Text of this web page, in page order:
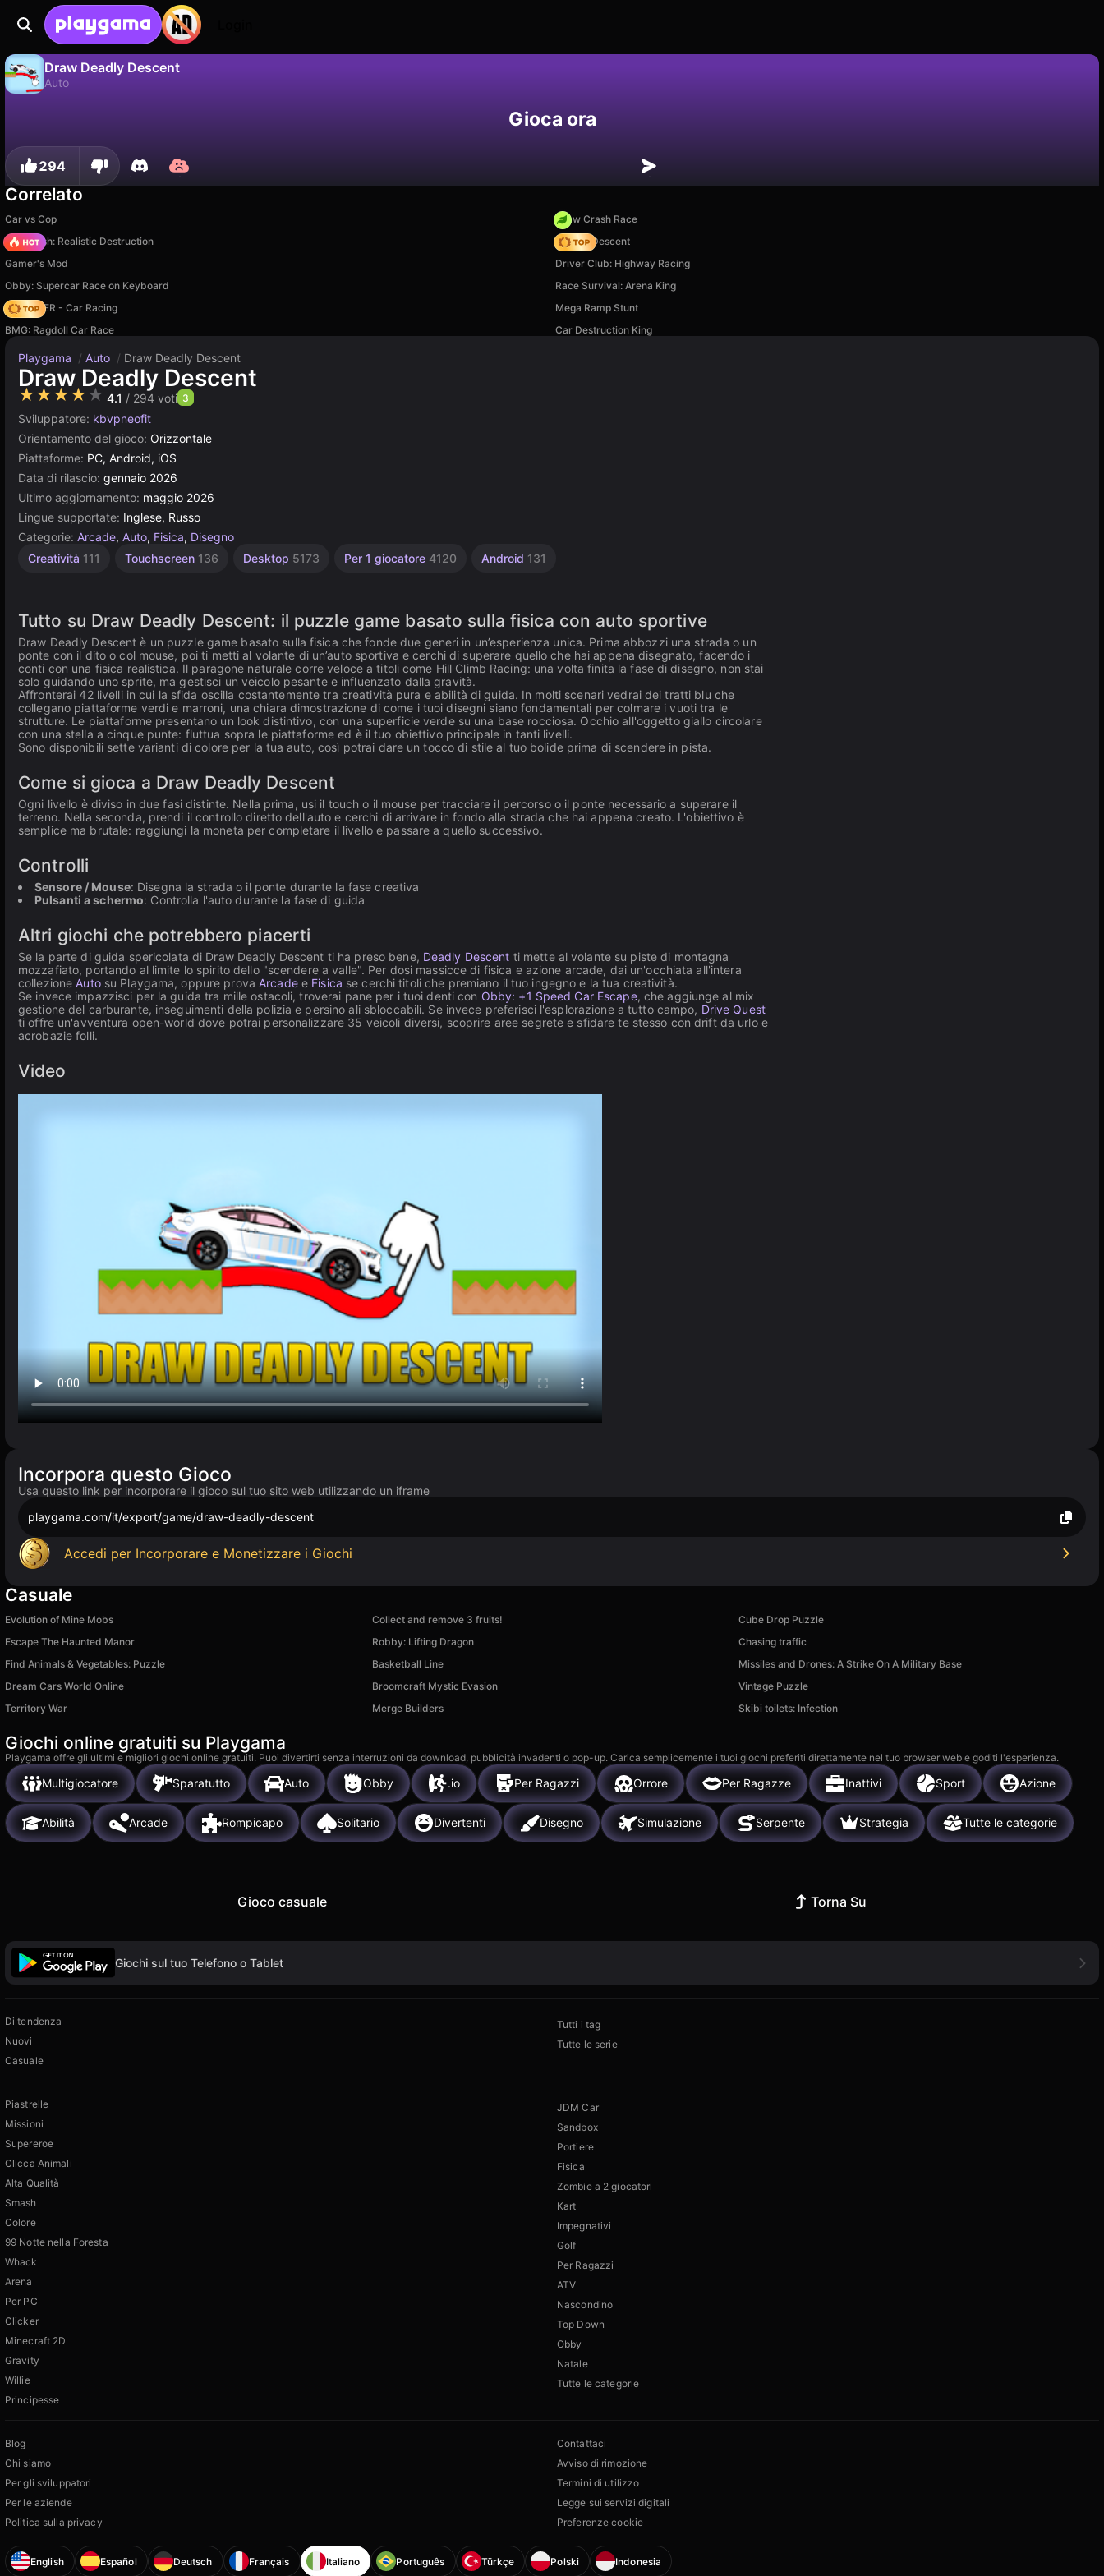
Draw Deadly Descent
Auto
Gioca ora
294
Correlato
Car vs Cop
Draw Crash Race
Car Crush: Realistic Destruction
Deadly Descent
Gamer's Mod
Driver Club: Highway Racing
Obby: Supercar Race on Keyboard
Race Survival: Arena King
MR RACER - Car Racing
Mega Ramp Stunt
BMG: Ragdoll Car Race
Car Destruction King
Playgama / Auto / Draw Deadly Descent
Draw Deadly Descent
★★★★★ 4.1 / 294 voti 3
Sviluppatore: kbvpneofit
Orientamento del gioco: Orizzontale
Piattaforme: PC, Android, iOS
Data di rilascio: gennaio 2026
Ultimo aggiornamento: maggio 2026
Lingue supportate: Inglese, Russo
Categorie: Arcade, Auto, Fisica, Disegno
Creatività 111 Touchscreen 136 Desktop 5173 Per 1 giocatore 4120 Android 131
Tutto su Draw Deadly Descent: il puzzle game basato sulla fisica con auto sportive
Draw Deadly Descent è un puzzle game basato sulla fisica che fonde due generi in un’esperienza unica. Prima abbozzi una strada o un
ponte con il dito o col mouse, poi ti metti al volante di un’auto sportiva e cerchi di superare quello che hai appena disegnato, facendo i
conti con una fisica realistica. Il paragone naturale corre veloce a titoli come Hill Climb Racing: una volta finita la fase di disegno, non stai
solo guidando uno sprite, ma gestisci un veicolo pesante e influenzato dalla gravità.
Affronterai 42 livelli in cui la sfida oscilla costantemente tra creatività pura e abilità di guida. In molti scenari vedrai dei tratti blu che
collegano piattaforme verdi e marroni, una chiara dimostrazione di come i tuoi disegni siano fondamentali per colmare i vuoti tra le
strutture. Le piattaforme presentano un look distintivo, con una superficie verde su una base rocciosa. Occhio all'oggetto giallo circolare
con una stella a cinque punte: fluttua sopra le piattaforme ed è il tuo obiettivo principale in tanti livelli.
Sono disponibili sette varianti di colore per la tua auto, così potrai dare un tocco di stile al tuo bolide prima di scendere in pista.
Come si gioca a Draw Deadly Descent
Ogni livello è diviso in due fasi distinte. Nella prima, usi il touch o il mouse per tracciare il percorso o il ponte necessario a superare il
terreno. Nella seconda, prendi il controllo diretto dell'auto e cerchi di arrivare in fondo alla strada che hai appena creato. L'obiettivo è
semplice ma brutale: raggiungi la moneta per completare il livello e passare a quello successivo.
Controlli
Sensore / Mouse: Disegna la strada o il ponte durante la fase creativa
Pulsanti a schermo: Controlla l'auto durante la fase di guida
Altri giochi che potrebbero piacerti
Se la parte di guida spericolata di Draw Deadly Descent ti ha preso bene, Deadly Descent ti mette al volante su piste di montagna
mozzafiato, portando al limite lo spirito dello "scendere a valle". Per dosi massicce di fisica e azione arcade, dai un'occhiata all'intera
collezioneAutosu Playgama, oppure provaArcadee Fisica se cerchi titoli che premiano il tuo ingegno e la tua creatività.
Se invece impazzisci per la guida tra mille ostacoli, troverai pane per i tuoi denti con Obby: +1 Speed Car Escape, che aggiunge al mix
gestione del carburante, inseguimenti della polizia e persino ali sbloccabili. Se invece preferisci l'esplorazione a tutto campo, Drive Quest
ti offre un'avventura open-world dove potrai personalizzare 35 veicoli diversi, scoprire aree segrete e sfidare te stesso con drift da urlo e
acrobazie folli.
Video
Incorpora questo Gioco
Usa questo link per incorporare il gioco sul tuo sito web utilizzando un iframe
playgama.com/it/export/game/draw-deadly-descent
Accedi per Incorporare e Monetizzare i Giochi
Casuale
Evolution of Mine Mobs Collect and remove 3 fruits!
Cube Drop Puzzle
Escape The Haunted Manor
Robby: Lifting Dragon
Chasing traffic
Find Animals & Vegetables: Puzzle
Basketball Line
Missiles and Drones: A Strike On A Military Base
Dream Cars World Online
Broomcraft Mystic Evasion
Vintage Puzzle
Territory War
Merge Builders Skibi toilets: Infection
Giochi online gratuiti su Playgama
Playgama offre gli ultimi e migliori giochi online gratuiti. Puoi divertirti senza interruzioni da download, pubblicità invadenti o pop-up. Carica semplicemente i tuoi giochi preferiti direttamente nel tuo browser web e goditi l'esperienza.
Multigiocatore Sparatutto Auto Obby .io Per Ragazzi Orrore Per Ragazze Inattivi Sport Azione
Abilità Arcade Rompicapo Solitario Divertenti Disegno Simulazione Serpente Strategia Tutte le categorie
Gioco casuale Torna Su
Giochi sul tuo Telefono o Tablet
Di tendenza
Nuovi
Casuale
Tutti i tag
Tutte le serie
Piastrelle
Missioni
Supereroe
Clicca Animali
Alta Qualità
Smash
Colore
99 Notte nella Foresta
Whack
Arena
Per PC
Clicker
Minecraft 2D
Gravity
Willie
Principesse
JDM Car
Sandbox
Portiere
Fisica
Zombie a 2 giocatori
Kart
Impegnativi
Golf
Per Ragazzi
ATV
Nascondino
Top Down
Obby
Natale
Tutte le categorie
Blog
Chi siamo
Per gli sviluppatori
Per le aziende
Politica sulla privacy
Contattaci
Avviso di rimozione
Termini di utilizzo
Legge sui servizi digitali
Preferenze cookie
English Español Deutsch Français Italiano Português Türkçe Polski Indonesia